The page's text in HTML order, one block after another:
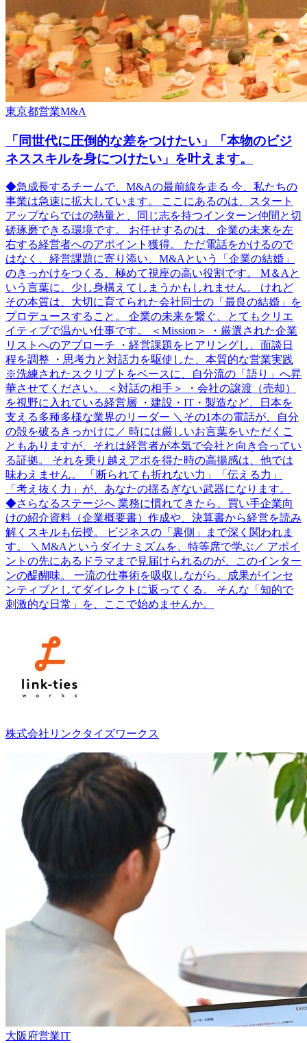
東京都営業M&A
「同世代に圧倒的な差をつけたい」「本物のビジ
ネススキルを身につけたい」を叶えます。
◆急成長するチームで、M&Aの最前線を走る 今、私たちの
事業は急速に拡大しています。 ここにあるのは、スタート
アップならではの熱量と、同じ志を持つインターン仲間と切
磋琢磨できる環境です。 お任せするのは、企業の未来を左
右する経営者へのアポイント獲得。 ただ電話をかけるので
はなく、経営課題に寄り添い、M&Aという「企業の結婚」
のきっかけをつくる、極めて視座の高い役割です。 M＆Aと
いう言葉に、少し身構えてしまうかもしれません。 けれど
その本質は、大切に育てられた会社同士の「最良の結婚」を
プロデュースすること。 企業の未来を繋ぐ、とてもクリエ
イティブで温かい仕事です。 ＜Mission＞ ・厳選された企業
リストへのアプローチ ・経営課題をヒアリングし、面談日
程を調整 ・思考力と対話力を駆使した、本質的な営業実践
※洗練されたスクリプトをベースに、自分流の「語り」へ昇
華させてください。 ＜対話の相手＞ ・会社の譲渡（売却）
を視野に入れている経営層 ・建設・IT・製造など、日本を
支える多種多様な業界のリーダー ＼その1本の電話が、自分
の殻を破るきっかけに／ 時には厳しいお言葉をいただくこ
ともありますが、それは経営者が本気で会社と向き合ってい
る証拠。 それを乗り越えアポを得た時の高揚感は、他では
味わえません。 「断られても折れない力」「伝える力」
「考え抜く力」が、あなたの揺るぎない武器になります。
◆さらなるステージへ 業務に慣れてきたら、買い手企業向
けの紹介資料（企業概要書）作成や、決算書から経営を読み
解くスキルも伝授。 ビジネスの「裏側」まで深く関われま
す。 ＼M&Aというダイナミズムを、特等席で学ぶ／ アポイ
ントの先にあるドラマまで見届けられるのが、このインター
ンの醍醐味。 一流の仕事術を吸収しながら、成果がインセ
ンティブとしてダイレクトに返ってくる。 そんな「知的で
刺激的な日常」を、ここで始めませんか。
株式会社リンクタイズワークス
大阪府営業IT